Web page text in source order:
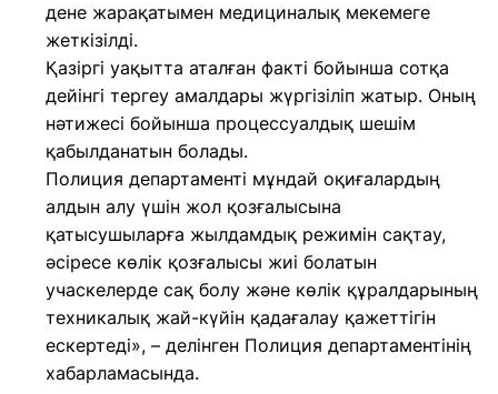
дене жарақатымен медициналық мекемеге
жеткізілді.
Қазіргі уақытта аталған факті бойынша сотқа
дейінгі тергеу амалдары жүргізіліп жатыр. Оның
нәтижесі бойынша процессуалдық шешім
қабылданатын болады.
Полиция департаменті мұндай оқиғалардың
алдын алу үшін жол қозғалысына
қатысушыларға жылдамдық режимін сақтау,
әсіресе көлік қозғалысы жиі болатын
учаскелерде сақ болу және көлік құралдарының
техникалық жай-күйін қадағалау қажеттігін
ескертеді», – делінген Полиция департаментінің
хабарламасында.